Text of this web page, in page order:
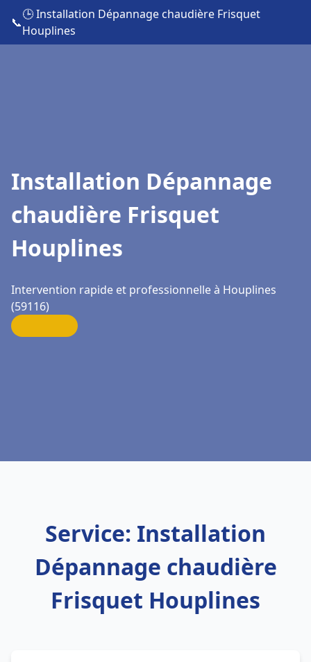
📞
🕒 Installation Dépannage chaudière Frisquet
Houplines
Installation Dépannage
chaudière Frisquet
Houplines
Intervention rapide et professionnelle à Houplines
(59116)
Service: Installation
Dépannage chaudière
Frisquet Houplines